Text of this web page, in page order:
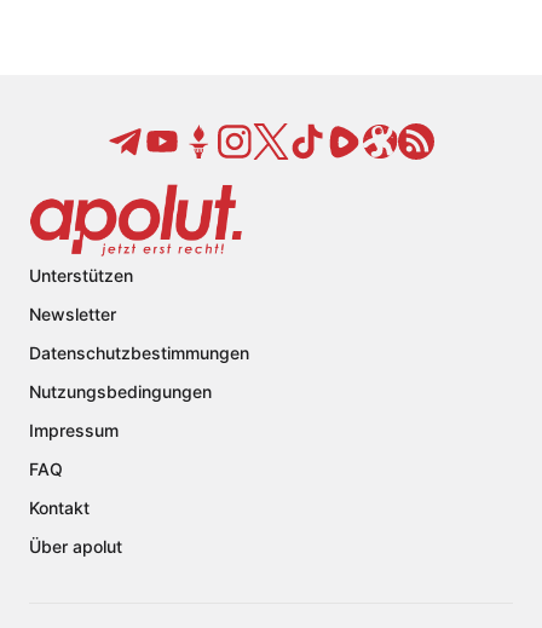
Unterstützen
Newsletter
Datenschutzbestimmungen
Nutzungsbedingungen
Impressum
FAQ
Kontakt
Über apolut